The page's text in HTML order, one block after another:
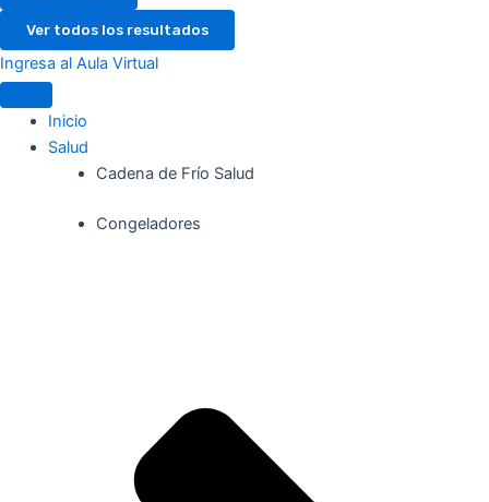
Ver todos los resultados
Ingresa al Aula Virtual
Inicio
Salud
Cadena de Frío Salud
Congeladores